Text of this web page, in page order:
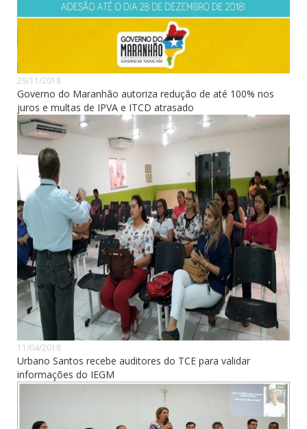
29/11/2018
Governo do Maranhão autoriza redução de até 100% nos
juros e multas de IPVA e ITCD atrasado
11/04/2018
Urbano Santos recebe auditores do TCE para validar
informações do IEGM